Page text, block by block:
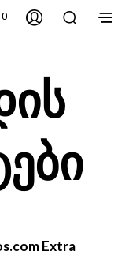
0
Extra